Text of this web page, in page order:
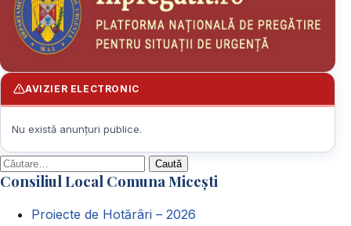
AVIZIER ELECTRONIC
Nu există anunțuri publice.
Caută
după:
Consiliul Local Comuna Micești
Proiecte de Hotărâri – 2026